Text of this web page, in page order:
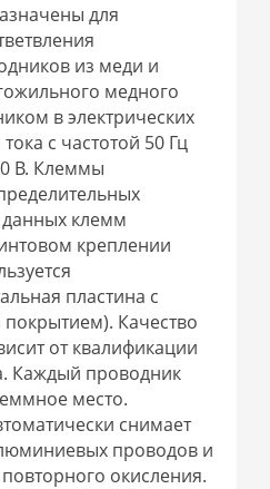
для
из меди и
медного
в электрических
с частотой 50 Гц
В. Клеммы
данных клемм
креплении
пластина с
Качество
от квалификации
Каждый проводник
место.
снимает
проводов и
окисления.